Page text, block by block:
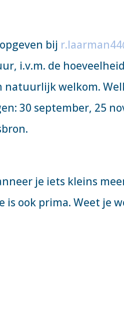
bij
i.v.m. de
natuurlijk welkom.
30 september, 25
je iets kleins
is ook prima. Weet je